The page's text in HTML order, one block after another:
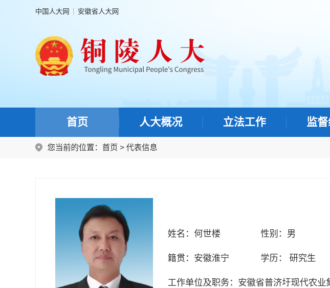
中国人大网 安徽省人大网
首页 人大概况 立法工作 监
您当前的位置： 首页 > 代表信息
姓名： 何世楼 性别： 男
籍贯： 安徽淮宁 学历： 研究生
工作单位及职务： 安徽省普济圩现代农业